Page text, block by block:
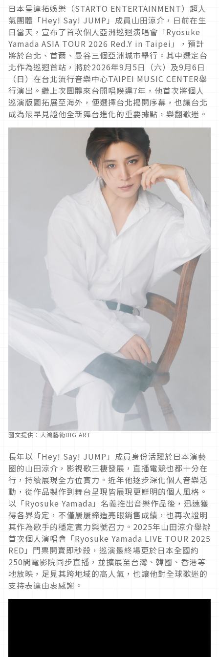
日本星達拓娛樂（STARTO ENTERTAINMENT）超人
氣團體「Hey! Say! JUMP」成員山田涼介，日前在生
日當天，宣布了首次個人亞洲巡迴演唱會「Ryosuke
Yamada ASIA TOUR 2026 Red.Y in Taipei」，預計
將於台北、首爾、曼谷三個亞洲城市舉行。其中選定台
北作為巡迴首站，將於2026年9月5日（六）及9月6日
（日）在台北流行音樂中心TAIPEI MUSIC CENTER舉
行演出。繼上次團體來台開唱睽違7年，他首次將個人
巡演版圖拓展至海外，便選擇台北揭開序幕，也讓台北
成為最早見證他全新舞台進化的重要據點，樂翻歌迷。
圖文提供：大鴻藝術BIG ART
長年以「Hey! Say! JUMP」成員身份活躍於日本演藝
圈的山田涼介，影視歌三棲發展，直播電競也都十分在
行，持續展現全方位實力。近年他逐步深化個人音樂活
動，從作品製作到舞台呈現皆展現更鮮明的個人風格。
以「Ryosuke Yamada」名義推出音樂作品後，迅速獲
得各界肯定，不僅屢屢締造亮眼銷售成績，也再次證明
其作為歌手的穩定實力與號召力。2025年山田涼介舉辦
首次個人演唱會「Ryosuke Yamada LIVE TOUR 2025
RED」門票開賣即秒殺，巡演最終場更於日本全國約
250間電影院同步直播，並擴展至台灣、韓國、香港等
地放映，足見其跨地域的高人氣，也讓他對全球歌迷的
支持表達由衷感謝。